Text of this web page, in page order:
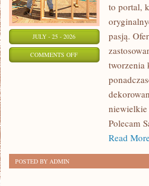
JULY - 25 - 2026
COMMENTS OFFON
PRZYRODA
to portal,
pasją.
tworzenia
niewielkie
Polecam
Read
POSTED BY ADMIN